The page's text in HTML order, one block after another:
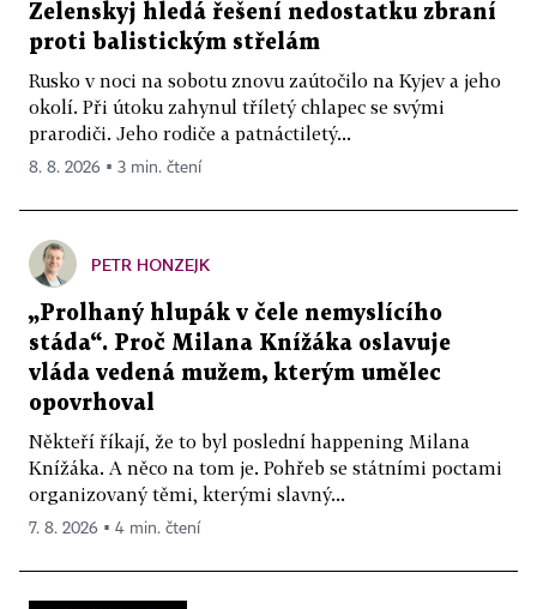
Zelenskyj hledá řešení nedostatku zbraní
proti balistickým střelám
Rusko v noci na sobotu znovu zaútočilo na Kyjev a jeho
okolí. Při útoku zahynul tříletý chlapec se svými
prarodiči. Jeho rodiče a patnáctiletý...
8. 8. 2026 ▪ 3 min. čtení
PETR HONZEJK
„Prolhaný hlupák v čele nemyslícího
stáda“. Proč Milana Knížáka oslavuje
vláda vedená mužem, kterým umělec
opovrhoval
Někteří říkají, že to byl poslední happening Milana
Knížáka. A něco na tom je. Pohřeb se státními poctami
organizovaný těmi, kterými slavný...
7. 8. 2026 ▪ 4 min. čtení